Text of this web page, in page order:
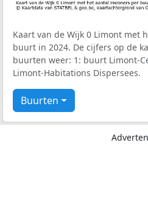
Kaart van de Wijk 0 Limont met
buurt in 2024. De cijfers op de
buurten weer: 1: buurt Limont-
Limont-Habitations Dispersees.
Buurten